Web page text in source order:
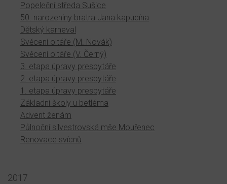
Popeleční středa Sušice
50. narozeniny bratra Jana kapucína
Dětský karneval
Svěcení oltáře (M. Novák)
Svěcení oltáře (V. Černý)
3. etapa úpravy presbytáře
2. etapa úpravy presbytáře
1. etapa úpravy presbytáře
Základní školy u betléma
Advent ženám
Půlnoční silvestrovská mše Mouřenec
Renovace svícnů
2017